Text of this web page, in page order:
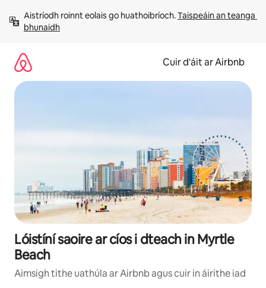
chuig
ábhar
Aistríodh roinnt eolais go huathoibríoch. Taispeáin an teanga
bhunaidh
Cuir d'áit ar Airbnb
Lóistíní saoire ar cíos i dteach in Myrtle
Beach
Aimsigh tithe uathúla ar Airbnb agus cuir in áirithe iad